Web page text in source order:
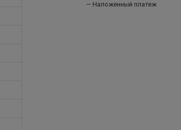
Наложенный платеж